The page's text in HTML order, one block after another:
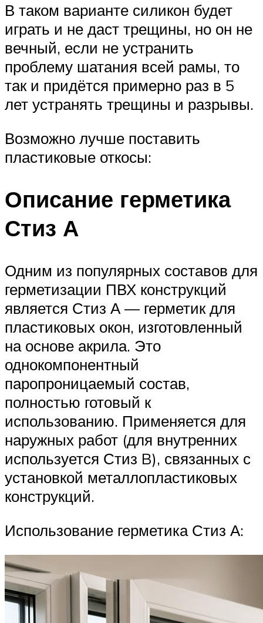
В таком варианте силикон будет
играть и не даст трещины, но он не
вечный, если не устранить
проблему шатания всей рамы, то
так и придётся примерно раз в 5
лет устранять трещины и разрывы.
Возможно лучше поставить
пластиковые откосы:
Описание герметика
Стиз А
Одним из популярных составов для
герметизации ПВХ конструкций
является Стиз А — герметик для
пластиковых окон, изготовленный
на основе акрила. Это
однокомпонентный
паропроницаемый состав,
полностью готовый к
использованию. Применяется для
наружных работ (для внутренних
используется Стиз B), связанных с
установкой металлопластиковых
конструкций.
Использование герметика Стиз А: